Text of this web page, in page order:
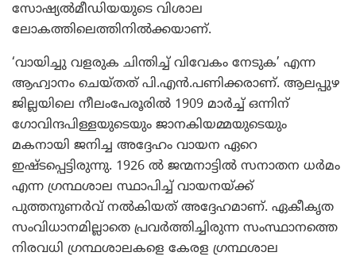
സോഷ്യല്‍മീഡിയയുടെ വിശാല
ലോകത്തിലെത്തിനില്‍ക്കയാണ്.
‘വായിച്ചു വളരുക ചിന്തിച്ച് വിവേകം നേടുക’ എന്ന
ആഹ്വാനം ചെയ്തത് പി.എന്‍.പണിക്കരാണ്. ആലപ്പുഴ
ജില്ലയിലെ നീലംപേരൂരില്‍ 1909 മാര്‍ച്ച് ഒന്നിന്
ഗോവിന്ദപിള്ളയുടെയും ജാനകിയമ്മയുടെയും
മകനായി ജനിച്ച അദ്ദേഹം വായന ഏറെ
ഇഷ്ടപ്പെട്ടിരുന്നു. 1926 ല്‍ ജന്മനാട്ടില്‍ സനാതന ധര്‍മം
എന്ന ഗ്രന്ഥശാല സ്ഥാപിച്ച് വായനയ്ക്ക്
പുത്തനുണര്‍വ് നല്‍കിയത് അദ്ദേഹമാണ്. ഏകീകൃത
സംവിധാനമില്ലാതെ പ്രവര്‍ത്തിച്ചിരുന്ന സംസ്ഥാനത്തെ
നിരവധി ഗ്രന്ഥശാലകളെ കേരള ഗ്രന്ഥശാല